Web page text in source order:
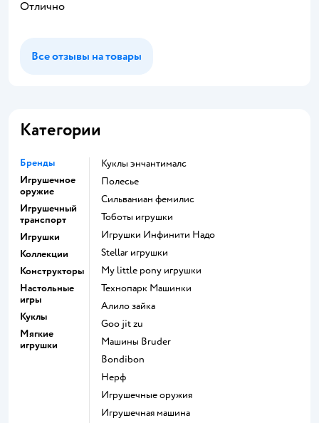
Отлично
Все отзывы на товары
Категории
Бренды
Игрушечное
оружие
Игрушечный
транспорт
Игрушки
Коллекции
Конструкторы
Настольные
игры
Куклы
Мягкие
игрушки
Куклы энчантималс
Полесье
Сильваниан фемилис
Тоботы игрушки
Игрушки Инфинити Надо
Stellar игрушки
my little pony игрушки
Технопарк Машинки
Алило зайка
Goo jit zu
Машины Bruder
Bondibon
Нерф
Игрушечные оружия
Игрушечная машина